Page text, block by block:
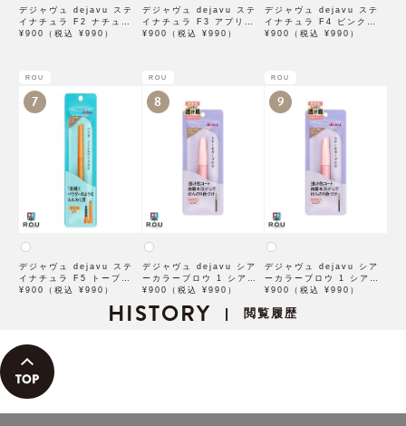
デジャヴュ dejavu ステ
イナチュラ F2 ナチュラル
ブラウン【アイブロウ】
¥900（税込 ¥990）
デジャヴュ dejavu ステ
イナチュラ F3 アプリコッ
トブラウン【アイブロウ】
¥900（税込 ¥990）
デジャヴュ dejavu ステ
イナチュラ F4 ピンクベー
ジュ【アイブロウ】【イミ
¥900（税込 ¥990）
ROU
7
デジャヴュ dejavu ステ
イナチュラ F5 トープベー
ジュ【アイブロウ】【イミ
¥900（税込 ¥990）
ROU
8
デジャヴュ dejavu シア
ーカラーブロウ 1 シアー
ベージュ【アイブロウ】
¥900（税込 ¥990）
ROU
9
デジャヴュ dejavu シア
ーカラーブロウ 1 シアー
ブロンズ【アイブロウ】
¥900（税込 ¥990）
HISTORY | 閲覧履歴